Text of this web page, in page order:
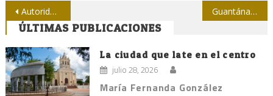
Navegación
de
entradas
Autoridades de Salud actualizan sobre enfrentamiento al mosquito y la evolución positiva de casos de Zika Guantánamo y la Base: La Cuba que recibe a Obama
ÚLTIMAS PUBLICACIONES
La ciudad que late en el centro
julio 28, 2026
María Fernanda González